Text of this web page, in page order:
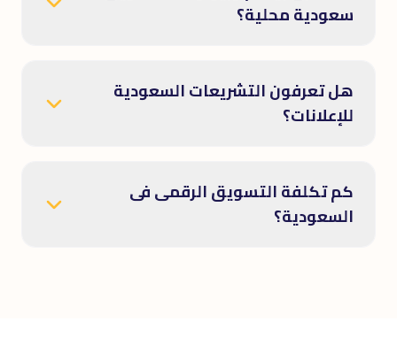
سعودية محلية؟
هل تعرفون التشريعات السعودية
للإعلانات؟
كم تكلفة التسويق الرقمى فى
السعودية؟